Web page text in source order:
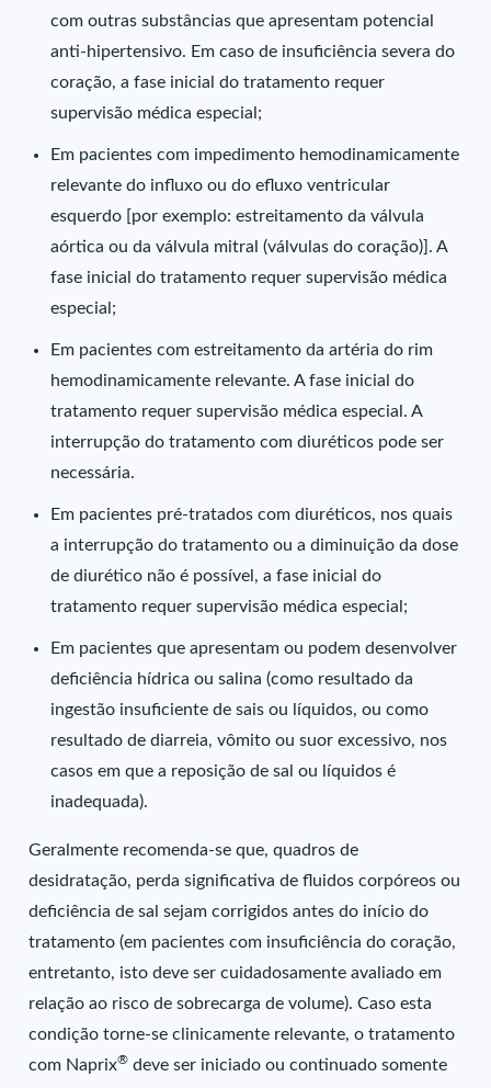
com outras substâncias que apresentam potencial
anti-hipertensivo. Em caso de insuficiência severa do
coração, a fase inicial do tratamento requer
supervisão médica especial;
Em pacientes com impedimento hemodinamicamente
relevante do influxo ou do efluxo ventricular
esquerdo [por exemplo: estreitamento da válvula
aórtica ou da válvula mitral (válvulas do coração)]. A
fase inicial do tratamento requer supervisão médica
especial;
Em pacientes com estreitamento da artéria do rim
hemodinamicamente relevante. A fase inicial do
tratamento requer supervisão médica especial. A
interrupção do tratamento com diuréticos pode ser
necessária.
Em pacientes pré-tratados com diuréticos, nos quais
a interrupção do tratamento ou a diminuição da dose
de diurético não é possível, a fase inicial do
tratamento requer supervisão médica especial;
Em pacientes que apresentam ou podem desenvolver
deficiência hídrica ou salina (como resultado da
ingestão insuficiente de sais ou líquidos, ou como
resultado de diarreia, vômito ou suor excessivo, nos
casos em que a reposição de sal ou líquidos é
inadequada).
Geralmente recomenda-se que, quadros de
desidratação, perda significativa de fluidos corpóreos ou
deficiência de sal sejam corrigidos antes do início do
tratamento (em pacientes com insuficiência do coração,
entretanto, isto deve ser cuidadosamente avaliado em
relação ao risco de sobrecarga de volume). Caso esta
condição torne-se clinicamente relevante, o tratamento
com Naprix® deve ser iniciado ou continuado somente